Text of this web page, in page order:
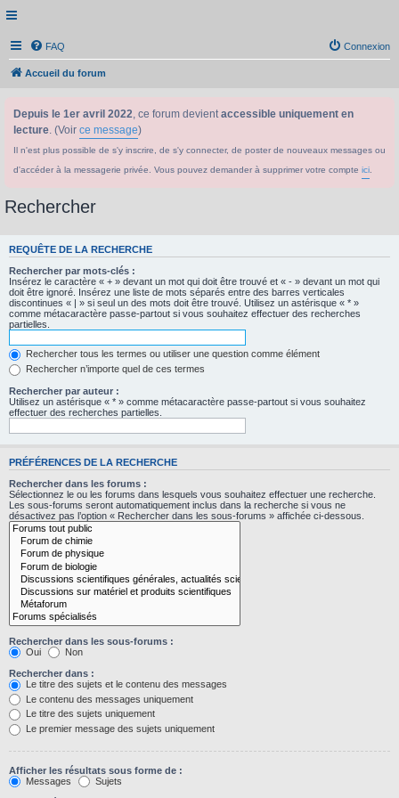
FAQ Connexion
Accueil du forum
Depuis le 1er avril 2022, ce forum devientaccessible uniquement en
lecture. (Voir ce message)
Il n'est plus possible de s'y inscrire, de s'y connecter, de poster de nouveaux messages ou
d'accéder à la messagerie privée. Vous pouvez demander à supprimer votre compte ici
Rechercher
REQUÊTE DE LA RECHERCHE
Rechercher par mots-clés :
Insérez le caractère « + » devant un mot qui doit être trouvé et « - » devant un mot qui
doit être ignoré. Insérez une liste de mots séparés entre des barres verticales
discontinues « | » si seul un des mots doit être trouvé. Utilisez un astérisque « * »
comme métacaractère passe-partout si vous souhaitez effectuer des recherches
partielles.
Rechercher tous les termes ou utiliser une question comme élément
Rechercher n’importe quel de ces termes
Rechercher par auteur :
Utilisez un astérisque « * » comme métacaractère passe-partout si vous souhaitez
effectuer des recherches partielles.
PRÉFÉRENCES DE LA RECHERCHE
Rechercher dans les forums :
Sélectionnez le ou les forums dans lesquels vous souhaitez effectuer une recherche.
Les sous-forums seront automatiquement inclus dans la recherche si vous ne
désactivez pas l’option « Rechercher dans les sous-forums » affichée ci-dessous.
Rechercher dans les sous-forums :
Oui
Non
Rechercher dans :
Le titre des sujets et le contenu des messages
Le contenu des messages uniquement
Le titre des sujets uniquement
Le premier message des sujets uniquement
Afficher les résultats sous forme de :
Messages
Sujets